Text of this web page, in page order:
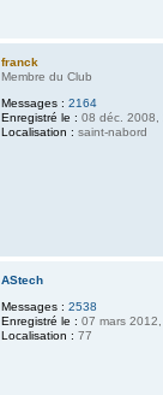
franck
Membre du Club
Messages : 2164
Enregistré le : 08 déc. 2008,
Localisation : saint-nabord
AStech
Messages : 2538
Enregistré le : 07 mars
Localisation : 77